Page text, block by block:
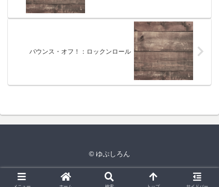
バウンス・オフ！：ロックンロール
© ゆぷしろん